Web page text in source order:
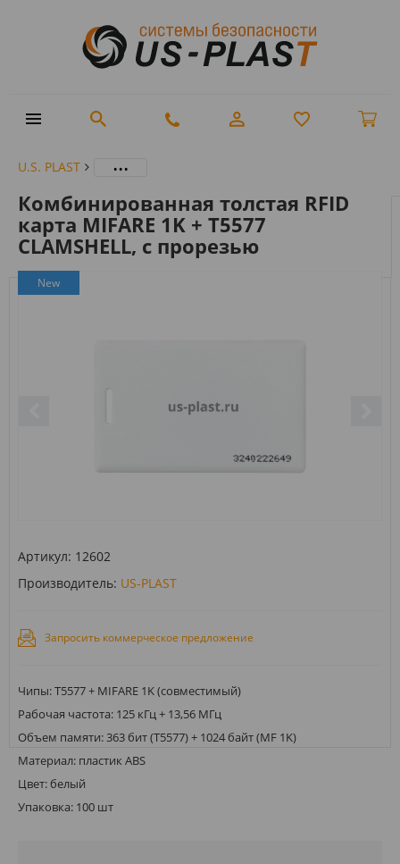
U.S. PLAST ...
Комбинированная толстая RFID
карта MIFARE 1K + T5577
CLAMSHELL, с прорезью
New
Артикул: 12602
Производитель: US-PLAST
Запросить коммерческое предложение
Чипы: Т5577 + MIFARE 1K (совместимый)
Рабочая частота: 125 кГц + 13,56 МГц
Объем памяти: 363 бит (T5577) + 1024 байт (MF 1K)
Материал: пластик ABS
Цвет: белый
Упаковка: 100 шт